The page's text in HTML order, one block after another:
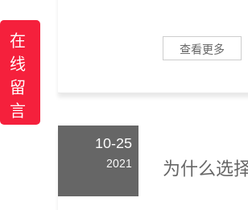
查看更多
10-25
2021 为什么选
在
线
留
言